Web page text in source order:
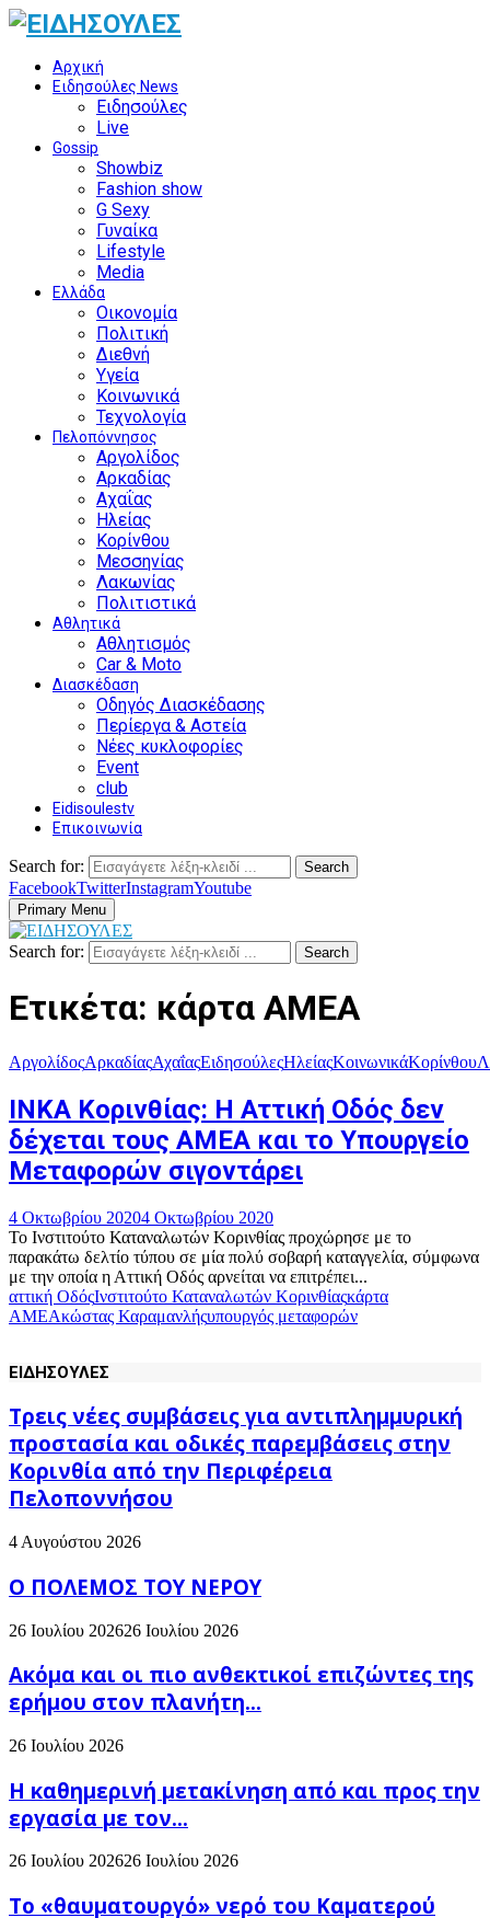
Αρχική
Ειδησούλες News
Ειδησούλες
Live
Gossip
Showbiz
Fashion show
G Sexy
Γυναίκα
Lifestyle
Media
Ελλάδα
Οικονομία
Πολιτική
Διεθνή
Υγεία
Κοινωνικά
Τεχνολογία
Πελοπόννησος
Αργολίδος
Αρκαδίας
Αχαΐας
Ηλείας
Κορίνθου
Μεσσηνίας
Λακωνίας
Πολιτιστικά
Αθλητικά
Αθλητισμός
Car & Moto
Διασκέδαση
Οδηγός Διασκέδασης
Περίεργα & Αστεία
Νέες κυκλοφορίες
Event
club
Eidisoulestv
Επικοινωνία
Search for: Search
FacebookTwitterInstagramYoutube
Primary Menu
Search for: Search
Ετικέτα: κάρτα ΑΜΕΑ
ΑργολίδοςΑρκαδίαςΑχαΐαςΕιδησούλεςΗλείαςΚοινωνικάΚορίνθου
ΙΝΚΑ Κορινθίας: Η Αττική Οδός δεν
δέχεται τους ΑΜΕΑ και το Υπουργείο
Μεταφορών σιγοντάρει
4 Οκτωβρίου 20204 Οκτωβρίου 2020
Το Ινστιτούτο Καταναλωτών Κορινθίας προχώρησε με το
παρακάτω δελτίο τύπου σε μία πολύ σοβαρή καταγγελία, σύμφωνα
με την οποία η Αττική Οδός αρνείται να επιτρέπει...
αττική ΟδόςΙνστιτούτο Καταναλωτών Κορινθίαςκάρτα
ΑΜΕΑκώστας Καραμανλήςυπουργός μεταφορών
ΕΙΔΗΣΟΥΛΕΣ
Τρεις νέες συμβάσεις για αντιπλημμυρική
προστασία και οδικές παρεμβάσεις στην
Κορινθία από την Περιφέρεια
Πελοποννήσου
4 Αυγούστου 2026
Ο ΠΟΛΕΜΟΣ ΤΟΥ ΝΕΡΟΥ
26 Ιουλίου 202626 Ιουλίου 2026
Ακόμα και οι πιο ανθεκτικοί επιζώντες της
ερήμου στον πλανήτη...
26 Ιουλίου 2026
H καθημερινή μετακίνηση από και προς την
εργασία με τον...
26 Ιουλίου 202626 Ιουλίου 2026
Το «θαυματουργό» νερό του Καματερού